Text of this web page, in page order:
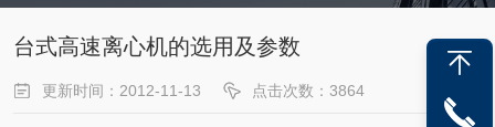
台式高速离心机的选用及参数
更新时间：2012-11-13 点击次数：3864